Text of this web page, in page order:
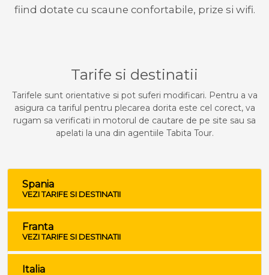
fiind dotate cu scaune confortabile, prize si wifi.
Tarife si destinatii
Tarifele sunt orientative si pot suferi modificari. Pentru a va
asigura ca tariful pentru plecarea dorita este cel corect, va
rugam sa verificati in motorul de cautare de pe site sau sa
apelati la una din agentiile Tabita Tour.
Spania
VEZI TARIFE SI DESTINATII
Franta
VEZI TARIFE SI DESTINATII
Italia